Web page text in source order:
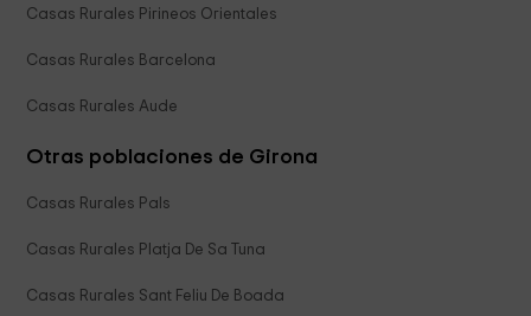
Casas Rurales Pirineos Orientales
Casas Rurales Barcelona
Casas Rurales Aude
Otras poblaciones de Girona
Casas Rurales Pals
Casas Rurales Platja De Sa Tuna
Casas Rurales Sant Feliu De Boada